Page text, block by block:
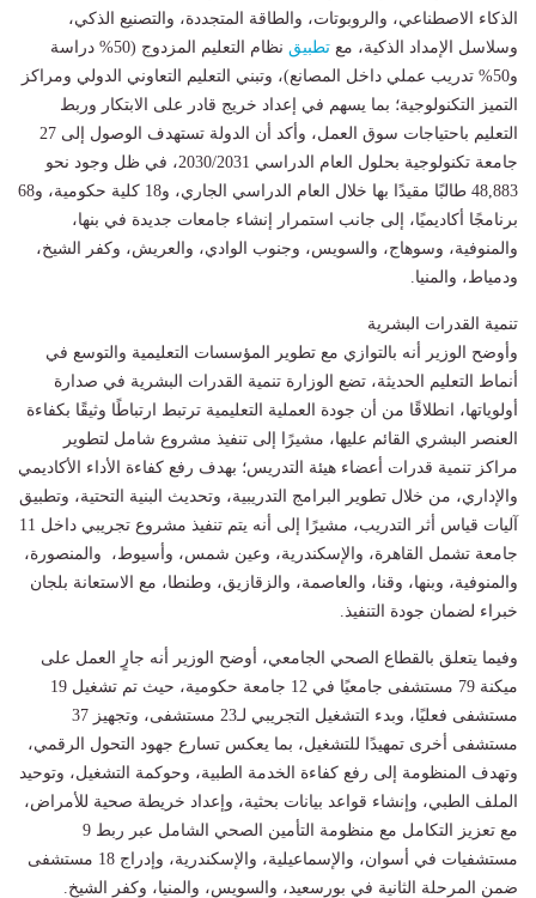
الذكاء الاصطناعي، والروبوتات، والطاقة المتجددة، والتصنيع الذكي،
وسلاسل الإمداد الذكية، مع تطبيق
نظام التعليم المزدوج (50% دراسة
و50% تدريب عملي داخل المصانع)، وتبني التعليم التعاوني الدولي ومراكز
التميز التكنولوجية؛ بما يسهم في إعداد خريج قادر على الابتكار وربط
التعليم باحتياجات سوق العمل، وأكد أن الدولة تستهدف الوصول إلى 27
جامعة تكنولوجية بحلول العام الدراسي 2030/2031، في ظل وجود نحو
48,883 طالبًا مقيدًا بها خلال العام الدراسي الجاري، و18 كلية حكومية، و68
برنامجًا أكاديميًا، إلى جانب استمرار إنشاء جامعات جديدة في بنها،
والمنوفية، وسوهاج، والسويس، وجنوب الوادي، والعريش، وكفر الشيخ،
ودمياط، والمنيا.
تنمية القدرات البشرية
وأوضح الوزير أنه بالتوازي مع تطوير المؤسسات التعليمية والتوسع في
أنماط التعليم الحديثة، تضع الوزارة تنمية القدرات البشرية في صدارة
أولوياتها، انطلاقًا من أن جودة العملية التعليمية ترتبط ارتباطًا وثيقًا بكفاءة
العنصر البشري القائم عليها، مشيرًا إلى تنفيذ مشروع شامل لتطوير
مراكز تنمية قدرات أعضاء هيئة التدريس؛ بهدف رفع كفاءة الأداء الأكاديمي
والإداري، من خلال تطوير البرامج التدريبية، وتحديث البنية التحتية، وتطبيق
آليات قياس أثر التدريب، مشيرًا إلى أنه يتم تنفيذ مشروع تجريبي داخل 11
جامعة تشمل القاهرة، والإسكندرية، وعين شمس، وأسيوط، والمنصورة،
والمنوفية، وبنها، وقنا، والعاصمة، والزقازيق، وطنطا، مع الاستعانة بلجان
خبراء لضمان جودة التنفيذ.
وفيما يتعلق بالقطاع الصحي الجامعي، أوضح الوزير أنه جارٍ العمل على
ميكنة 79 مستشفى جامعيًا في 12 جامعة حكومية، حيث تم تشغيل 19
مستشفى فعليًا، وبدء التشغيل التجريبي لـ23 مستشفى، وتجهيز 37
مستشفى أخرى تمهيدًا للتشغيل، بما يعكس تسارع جهود التحول الرقمي،
وتهدف المنظومة إلى رفع كفاءة الخدمة الطبية، وحوكمة التشغيل، وتوحيد
الملف الطبي، وإنشاء قواعد بيانات بحثية، وإعداد خريطة صحية للأمراض،
مع تعزيز التكامل مع منظومة التأمين الصحي الشامل عبر ربط 9
مستشفيات في أسوان، والإسماعيلية، والإسكندرية، وإدراج 18 مستشفى
ضمن المرحلة الثانية في بورسعيد، والسويس، والمنيا، وكفر الشيخ.